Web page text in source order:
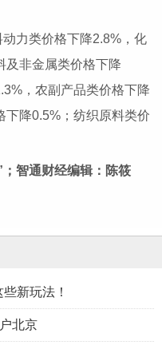
力类价格下降2.8%，化
及非金属类价格下降
，农副产品类价格下降
下降0.5%；纺织原料类价
智通财经编辑：陈筱
新玩法！
北京